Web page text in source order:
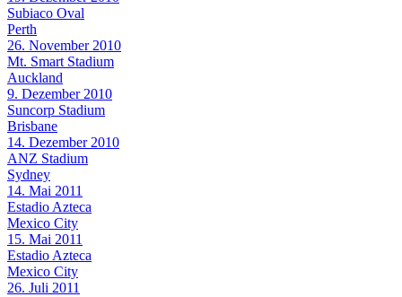
Subiaco Oval
Perth
26. November 2010
Mt. Smart Stadium
Auckland
9. Dezember 2010
Suncorp Stadium
Brisbane
14. Dezember 2010
ANZ Stadium
Sydney
14. Mai 2011
Estadio Azteca
Mexico City
15. Mai 2011
Estadio Azteca
Mexico City
26. Juli 2011